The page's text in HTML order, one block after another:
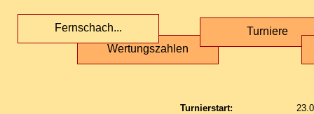
Wertungszahlen
Fernschach... Turniere
Turnierstart: